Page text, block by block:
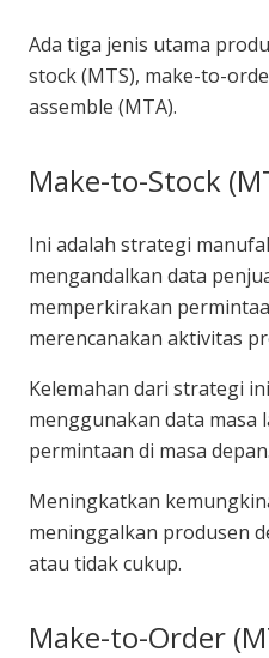
Ada tiga jenis utama
stock (MTS), make-to-
assemble (MTA).
Make-to-Stock
Ini adalah strategi
mengandalkan data
memperkirakan
merencanakan aktivitas
Kelemahan dari strategi
menggunakan data masa
permintaan di masa depan.
Meningkatkan
meninggalkan produsen
atau tidak cukup.
Make-to-Order